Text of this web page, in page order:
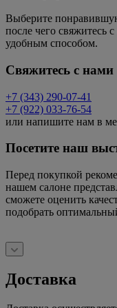
Выберите
после чего
удобным способом.
Свяжитесь с нами
+7 (343) 290-07-41
+7 (922) 033-76-54
или напишите нам в
Посетите наш
Перед покупкой
нашем салоне
сможете оценить
подобрать
Доставка